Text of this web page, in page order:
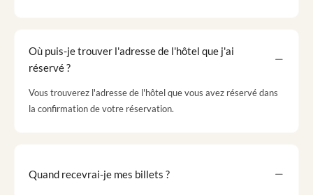
Où puis-je trouver l'adresse de l'hôtel que j'ai
réservé ?
Vous trouverez l'adresse de l'hôtel que vous avez réservé dans
la confirmation de votre réservation.
Quand recevrai-je mes billets ?